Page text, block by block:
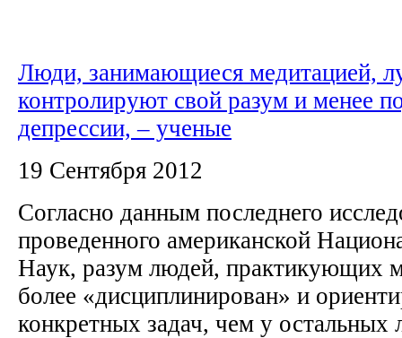
Люди, занимающиеся медитацией,
контролируют свой разум и менее
депрессии, – ученые
19 Сентября 2012
Согласно данным последнего
проведенного американской
Наук, разум людей, практикующих
более «дисциплинирован» и
конкретных задач, чем у